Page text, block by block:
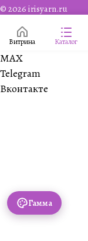
© 2026 irisyarn.ru
Витрина Каталог
Гамма
MAX
Telegram
Вконтакте